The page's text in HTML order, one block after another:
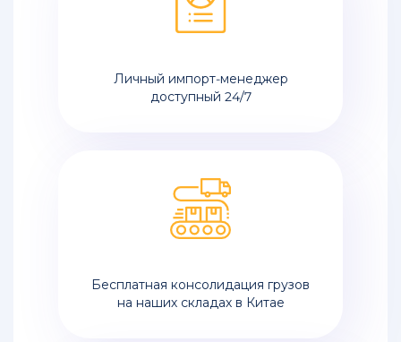
Личный импорт-менеджер
доступный 24/7
Бесплатная консолидация грузов
на наших складах в Китае